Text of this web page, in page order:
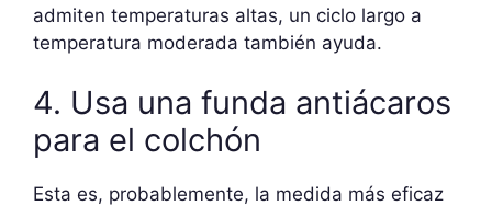
admiten temperaturas altas, un ciclo largo a
temperatura moderada también ayuda.
4. Usa una funda antiácaros
para el colchón
Esta es, probablemente, la medida más eficaz